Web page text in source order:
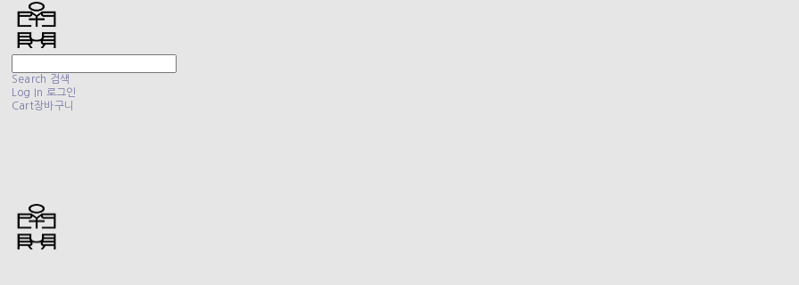
Search 검색
Log In 로그인
Cart장바구니